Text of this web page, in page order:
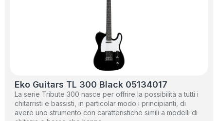
Eko Guitars TL 300 Black 05134017
La serie Tribute 300 nasce per offrire la possibilità a tutti i
chitarristi e bassisti, in particolar modo i principianti, di
avere uno strumento con caratteristiche simili a modelli di